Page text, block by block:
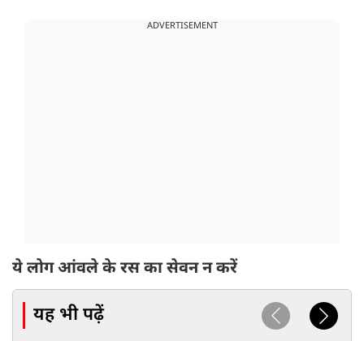
ADVERTISEMENT
ये लोग आंवले के रस का सेवन न करें
यह भी पढ़ें